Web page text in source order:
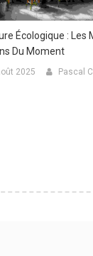
Écologique : Les
Du Moment
2025 Pascal